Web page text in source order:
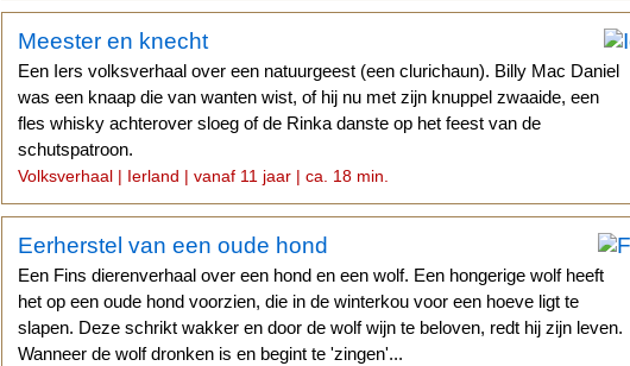
Meester en knecht
Een Iers volksverhaal over een natuurgeest (een clurichaun). Billy Mac Daniel
was een knaap die van wanten wist, of hij nu met zijn knuppel zwaaide, een
fles whisky achterover sloeg of de Rinka danste op het feest van de
schutspatroon.
Volksverhaal | Ierland | vanaf 11 jaar | ca. 18 min.
Eerherstel van een oude hond
Een Fins dierenverhaal over een hond en een wolf. Een hongerige wolf heeft
het op een oude hond voorzien, die in de winterkou voor een hoeve ligt te
slapen. Deze schrikt wakker en door de wolf wijn te beloven, redt hij zijn leven.
Wanneer de wolf dronken is en begint te 'zingen'...